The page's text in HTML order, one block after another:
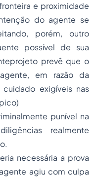
e proximidade
do agente se
porém, outro
possível de sua
prevê que o
em razão da
exigíveis nas
punível na
realmente
necessária a prova
agiu com culpa